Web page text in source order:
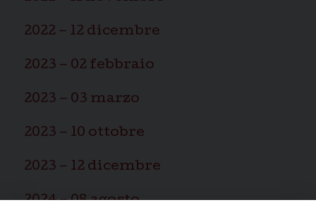
2022 – 12 dicembre
2023 – 02 febbraio
2023 – 03 marzo
2023 – 10 ottobre
2023 – 12 dicembre
2024 – 08 agosto